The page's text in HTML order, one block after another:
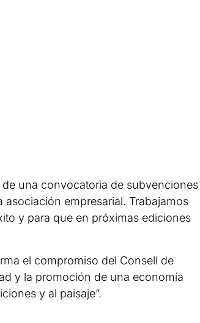
una convocatoria de subvenciones
empresarial. Trabajamos
y para que en próximas ediciones
el compromiso del Consell de
y la promoción de una economía
y al paisaje”.